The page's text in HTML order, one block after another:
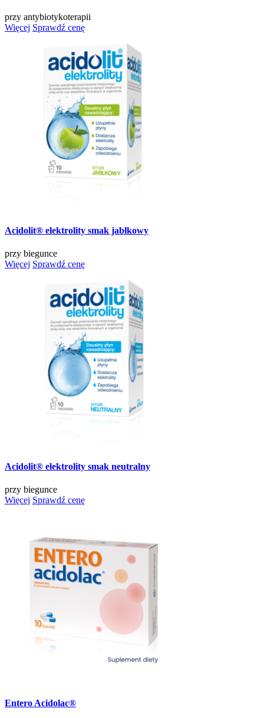
przy antybiotykoterapii
Więcej Sprawdź cenę
Acidolit® elektrolity smak jabłkowy
przy biegunce
Więcej Sprawdź cenę
Acidolit® elektrolity smak neutralny
przy biegunce
Więcej Sprawdź cenę
Entero Acidolac®